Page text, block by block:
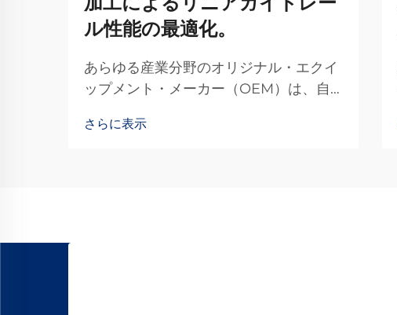
ル性能の最適化。
あらゆる産業分野のオリジナル・エクイ
ップメント・メーカー（OEM）は、自
性能を実現するために、高精度モーショ
さらに表示